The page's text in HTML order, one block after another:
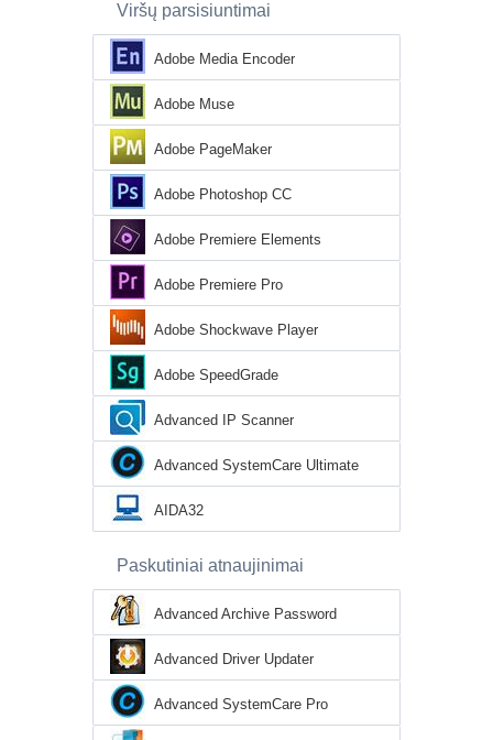
Viršų parsisiuntimai
Adobe Media Encoder
Adobe Muse
Adobe PageMaker
Adobe Photoshop CC
Adobe Premiere Elements
Adobe Premiere Pro
Adobe Shockwave Player
Adobe SpeedGrade
Advanced IP Scanner
Advanced SystemCare Ultimate
AIDA32
Paskutiniai atnaujinimai
Advanced Archive Password
Recovery
Advanced Driver Updater
Advanced SystemCare Pro